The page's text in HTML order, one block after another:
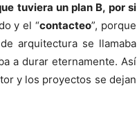
tuviera un plan B, por si
y el “contacteo”, porque
arquitectura se llamaba
a durar eternamente. Así
y los proyectos se dejan